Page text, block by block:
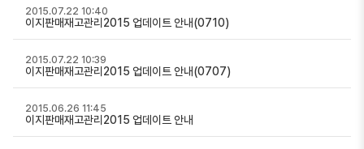
이지판매재고관리2015 업데이트 안내(0710)
2015.07.22 10:40
이지판매재고관리2015 업데이트 안내(0707)
2015.07.22 10:39
이지판매재고관리2015 업데이트 안내
2015.06.26 11:45